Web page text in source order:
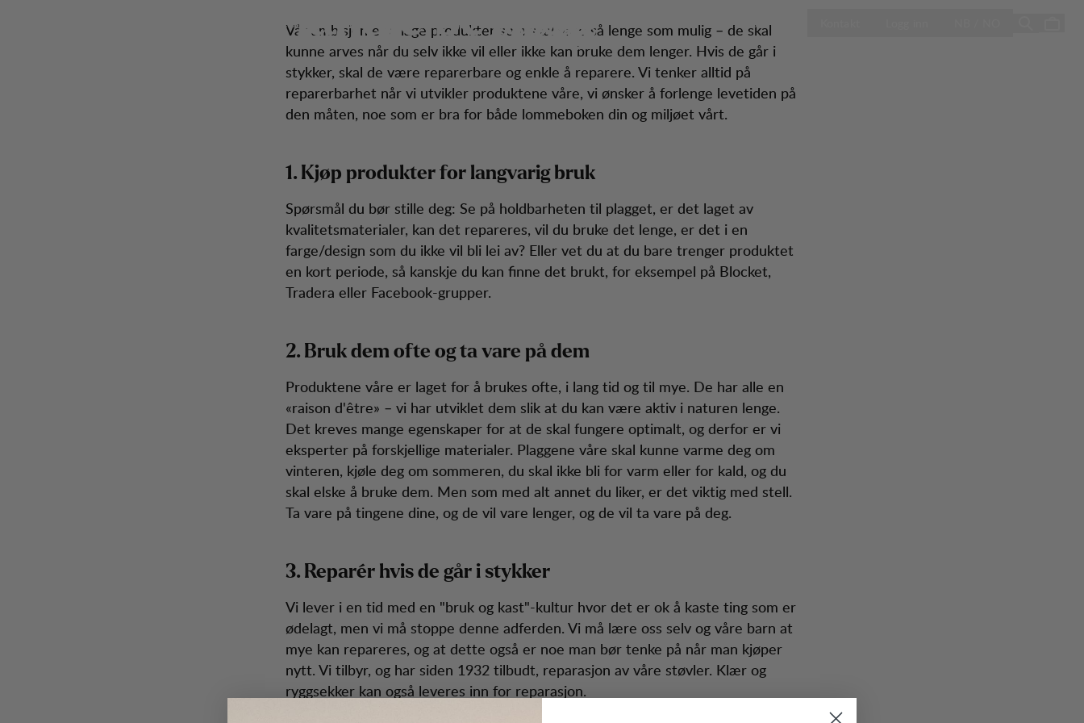
Inspiration Kundeservice Season Sale
Handle bevisst
Vår ambisjon er å lage produkter som skal vare så lenge som mulig – de skal
kunne arves når du selv ikke vil eller ikke kan bruke dem lenger. Hvis de går i
stykker, skal de være reparerbare og enkle å reparere. Vi tenker alltid på
reparerbarhet når vi utvikler produktene våre, vi ønsker å forlenge levetiden på
den måten, noe som er bra for både lommeboken din og miljøet vårt.
1. Kjøp produkter for langvarig bruk
Spørsmål du bør stille deg: Se på holdbarheten til plagget, er det laget av
kvalitetsmaterialer, kan det repareres, vil du bruke det lenge, er det i en
farge/design som du ikke vil bli lei av? Eller vet du at du bare trenger produktet
en kort periode, så kanskje du kan finne det brukt, for eksempel på Blocket,
Tradera eller Facebook-grupper.
2. Bruk dem ofte og ta vare på dem
Produktene våre er laget for å brukes ofte, i lang tid og til mye. De har alle en
«raison d'être» – vi har utviklet dem slik at du kan være aktiv i naturen lenge.
Det kreves mange egenskaper for at de skal fungere optimalt, og derfor er vi
eksperter på forskjellige materialer. Plaggene våre skal kunne varme deg om
vinteren, kjøle deg om sommeren, du skal ikke bli for varm eller for kald, og du
skal elske å bruke dem. Men som med alt annet du liker, er det viktig med stell.
Ta vare på tingene dine, og de vil vare lenger, og de vil ta vare på deg.
3. Reparér hvis de går i stykker
Vi lever i en tid med en "bruk og kast"-kultur hvor det er ok å kaste ting som er
ødelagt, men vi må stoppe denne adferden. Vi må lære oss selv og våre barn at
mye kan repareres, og at dette også er noe man bør tenke på når man kjøper
nytt. Vi tilbyr, og har siden 1932 tilbudt, reparasjon av våre støvler. Klær og
ryggsekker kan også leveres inn for reparasjon.